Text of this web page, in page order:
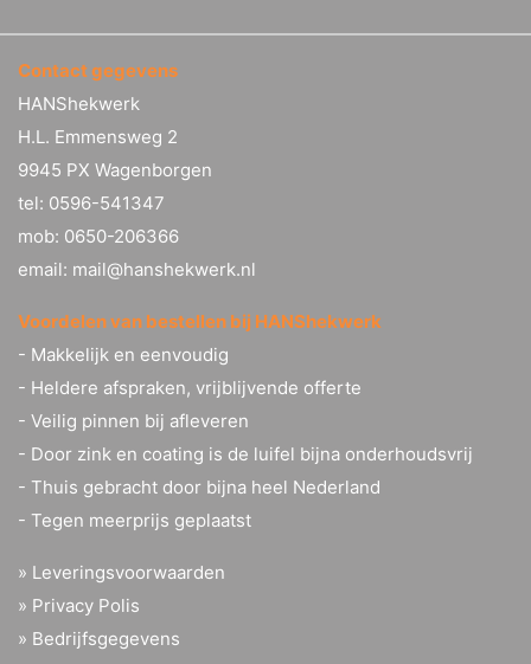
Contact gegevens
HANShekwerk
H.L. Emmensweg 2
9945 PX Wagenborgen
tel: 0596-541347
mob: 0650-206366
email: mail@hanshekwerk.nl
Voordelen van bestellen bij HANShekwerk
- Makkelijk en eenvoudig
- Heldere afspraken, vrijblijvende offerte
- Veilig pinnen bij afleveren
- Door zink en coating is de luifel bijna onderhoudsvrij
- Thuis gebracht door bijna heel Nederland
- Tegen meerprijs geplaatst
» Leveringsvoorwaarden
» Privacy Polis
» Bedrijfsgegevens